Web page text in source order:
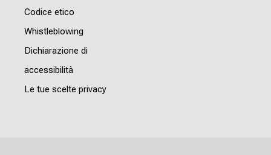
Codice etico
Whistleblowing
Dichiarazione di
accessibilità
Le tue scelte privacy